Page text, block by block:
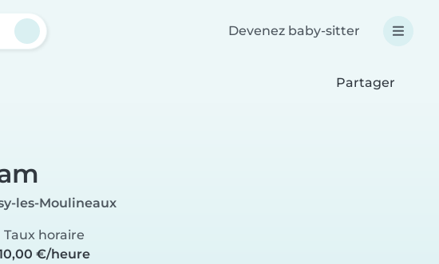
Devenez baby-sitter
Partager
les-Moulineaux
Taux horaire
€/heure